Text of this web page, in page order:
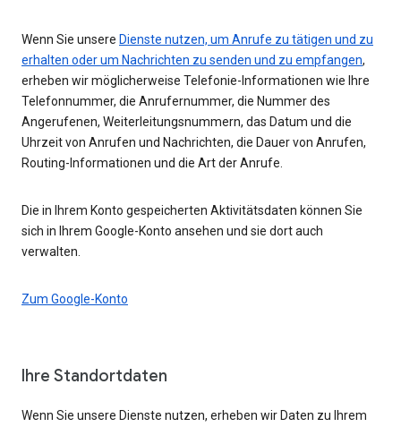
Wenn Sie unsere Dienste nutzen, um Anrufe zu tätigen und zu
erhalten oder um Nachrichten zu senden und zu empfangen,
erheben wir möglicherweise Telefonie-Informationen wie Ihre
Telefonnummer, die Anrufernummer, die Nummer des
Angerufenen, Weiterleitungsnummern, das Datum und die
Uhrzeit von Anrufen und Nachrichten, die Dauer von Anrufen,
Routing-Informationen und die Art der Anrufe.
Die in Ihrem Konto gespeicherten Aktivitätsdaten können Sie
sich in Ihrem Google-Konto ansehen und sie dort auch
verwalten.
Zum Google-Konto
Ihre Standortdaten
Wenn Sie unsere Dienste nutzen, erheben wir Daten zu Ihrem